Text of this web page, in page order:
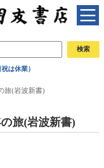
は休業）
旅(岩波新書)
旅(岩波新書)